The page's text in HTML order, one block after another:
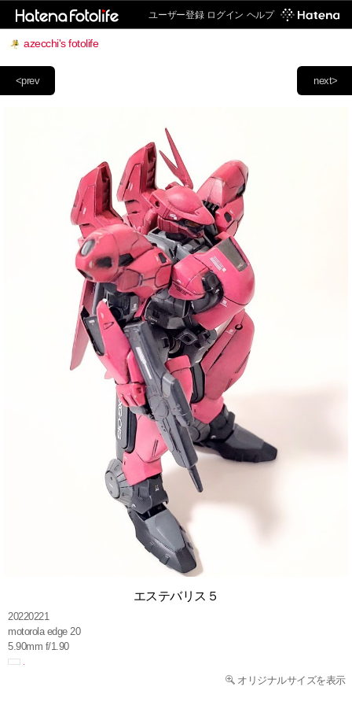
ユーザー登録 ログイン ヘルプ
azecchi's fotolife
next>
<prev
エステバリス５
20220221
motorola edge 20
5.90mm f/1.90
オリジナルサイズを表示